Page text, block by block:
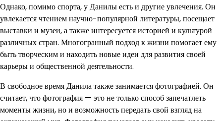
Однако, помимо спорта, у Данилы есть и другие увлечения. Он
увлекается чтением научно-популярной литературы, посещает
выставки и музеи, а также интересуется историей и культурой
различных стран. Многогранный подход к жизни помогает ему
быть творческим и находить новые идеи для развития своей
карьеры и общественной деятельности.
В свободное время Данила также занимается фотографией. Он
считает, что фотография — это не только способ запечатлеть
моменты жизни, но и возможность передать свой взгляд на